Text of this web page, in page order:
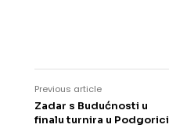
Previous article
Zadar s Budućnosti u
finalu turnira u Podgorici